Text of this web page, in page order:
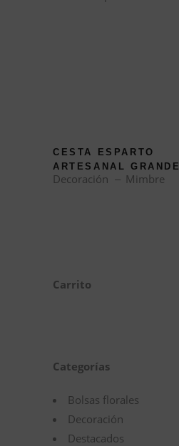
CESTA ESPARTO
ARTESANAL GRANDE
Decoración Mimbre
Carrito
Categorías
Bolsas florales
Decoración
Destacados